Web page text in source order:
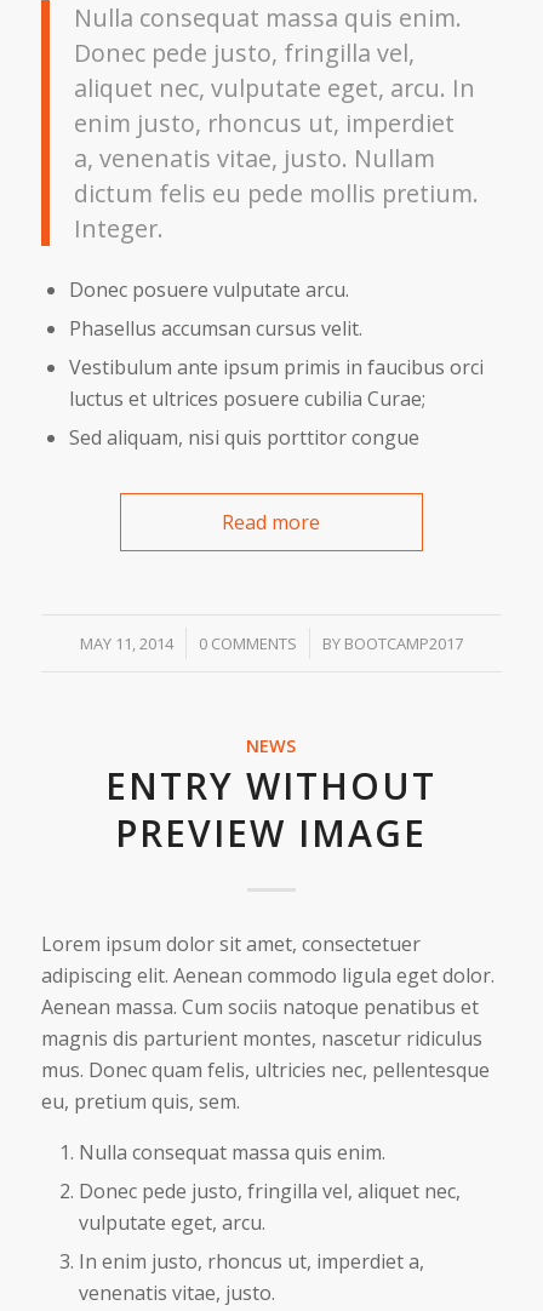
Nulla consequat massa quis enim.
Donec pede justo, fringilla vel,
aliquet nec, vulputate eget, arcu. In
enim justo, rhoncus ut, imperdiet
a, venenatis vitae, justo. Nullam
dictum felis eu pede mollis pretium.
Integer.
Donec posuere vulputate arcu.
Phasellus accumsan cursus velit.
Vestibulum ante ipsum primis in faucibus orci
luctus et ultrices posuere cubilia Curae;
Sed aliquam, nisi quis porttitor congue
Read more
MAY 11, 2014
/ 0 COMMENTS
/ BY BOOTCAMP2017
NEWS
ENTRY WITHOUT
PREVIEW IMAGE
Lorem ipsum dolor sit amet, consectetuer
adipiscing elit. Aenean commodo ligula eget dolor.
Aenean massa. Cum sociis natoque penatibus et
magnis dis parturient montes, nascetur ridiculus
mus. Donec quam felis, ultricies nec, pellentesque
eu, pretium quis, sem.
Nulla consequat massa quis enim.
Donec pede justo, fringilla vel, aliquet nec,
vulputate eget, arcu.
In enim justo, rhoncus ut, imperdiet a,
venenatis vitae, justo.